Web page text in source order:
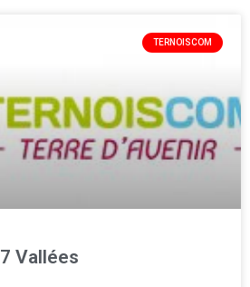
TERNOISCOM
Vallées